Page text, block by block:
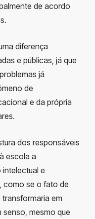
de acordo
diferença
e públicas, já que
já
de
e da própria
dos responsáveis
escola a
e
como se o fato de
em
mesmo que